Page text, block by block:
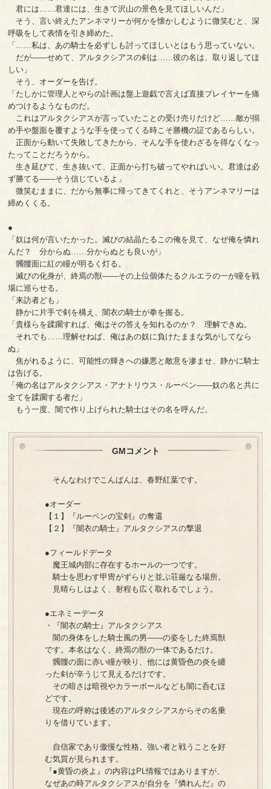
君には……君達には、生きて沢山の景色を見てほしいんだ」
そう、言い終えたアンネマリーが何かを懐かしむように微笑むと、深
呼吸をして表情を引き締めた。
「……私は、あの騎士を必ずしも討ってほしいとはもう思っていない。
だが――せめて、アルタクシアスの剣は……彼の名は、取り返してほ
しい」
そう、オーダーを告げ。
「たしかに管理人とやらの計画は盤上遊戯で言えば直接プレイヤーを痛
めつけるようなものだ。
これはアルタクシアスが言っていたことの受け売りだけど……敵が搦
め手や盤面を覆すような手を使ってくる時こそ勝機の証であるらしい。
正面から動いて失敗してきたから、そんな手を使わざるを得なくなっ
たってことだろうから。
生き延びて、生き抜いて、正面から打ち破ってやればいい。君達は必
ず勝てる――そう信じているよ」
微笑むままに、だから無事に帰ってきてくれと、そうアンネマリーは
締めくくる。
●
「奴は何が言いたかった。滅びの結晶たるこの俺を見て、なぜ俺を憐れ
んだ？ 分からぬ……分からぬとも良いが」
髑髏面に紅の瞳が明るく灯る。
滅びの化身が、終焉の獣――その上位個体たるクルエラの一が瞳を戦
場に巡らせる。
「来訪者ども」
静かに片手で剣を構え、闇衣の騎士が拳を握る。
「貴様らを蹂躙すれば、俺はその答えを知れるのか？ 理解できぬ。
それでも……理解せねば、俺はあの奴に負けたままな気がしてなら
ぬ」
焦がれるように、可能性の輝きへの嫌悪と敵意を滲ませ、静かに騎士
は告げる。
「俺の名はアルタクシアス・アナトリウス・ルーベン――奴の名と共に
全てを蹂躙する者だ」
もう一度、闇で作り上げられた騎士はその名を呼んだ。
GMコメント
そんなわけでこんばんは、春野紅葉です。
●オーダー
【１】『ルーベンの宝剣』の奪還
【２】『闇衣の騎士』アルタクシアスの撃退
●フィールドデータ
魔王城内部に存在するホールの一つです。
騎士を思わす甲冑がずらりと並ぶ荘厳なる場所。
見晴らしはよく、射程も広く取れるでしょう。
●エネミーデータ
・『闇衣の騎士』アルタクシアス
闇の身体をした騎士風の男――の姿をした終焉獣
です。本名はなく、終焉の獣の一体であるだけ。
髑髏の面に赤い瞳が映り、他には黄昏色の炎を纏
った剣が辛うじて見えるだけです。
その暗さは暗視やカラーボールなども闇に呑むほ
どです。
現在の呼称は後述のアルタクシアスからその名乗
りを借りています。
自信家であり傲慢な性格。強い者と戦うことを好
む気質が見られます。
『●黄昏の炎よ』の内容はPL情報ではありますが、
なぜあの時アルタクシアスが自分を『憐れんだ』の